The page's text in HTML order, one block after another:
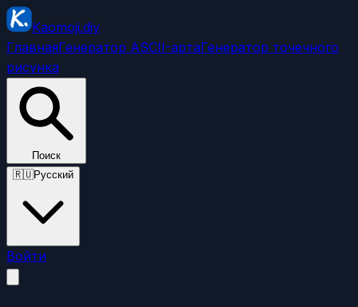
Kaomoji.diy
ГлавнаяГенератор ASCII-артаГенератор точечного
рисунка
Поиск
🇷🇺Русский
Войти